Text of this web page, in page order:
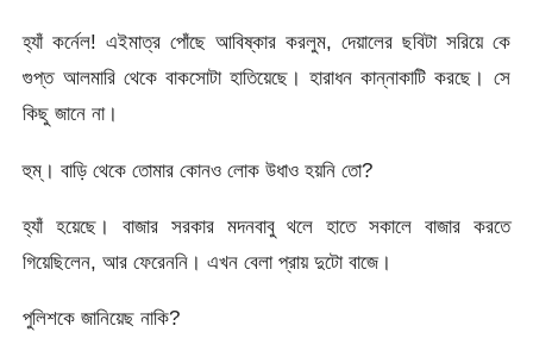
হ্যাঁ কর্নেল! এইমাত্র পোঁছে আবিষ্কার করলুম, দেয়ালের ছবিটা সরিয়ে কে
গুপ্ত আলমারি থেকে বাকসোটা হাতিয়েছে। হারাধন কান্নাকাটি করছে। সে
কিছু জানে না।
হুম্। বাড়ি থেকে তোমার কোনও লোক উধাও হয়নি তো?
হ্যাঁ হয়েছে। বাজার সরকার মদনবাবু থলে হাতে সকালে বাজার করতে
গিয়েছিলেন, আর ফেরেননি। এখন বেলা প্রায় দুটো বাজে।
পুলিশকে জানিয়েছ নাকি?